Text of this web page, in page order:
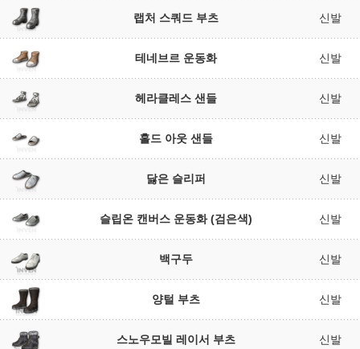
랩처 스쿼드 부츠 신발
테네브르 운동화 신발
헤라클레스 샌들 신발
홀드 아웃 샌들 신발
닳은 슬리퍼 신발
슬립온 캔버스 운동화 (검은색) 신발
백구두 신발
양털 부츠 신발
스노우모빌 레이서 부츠 신발